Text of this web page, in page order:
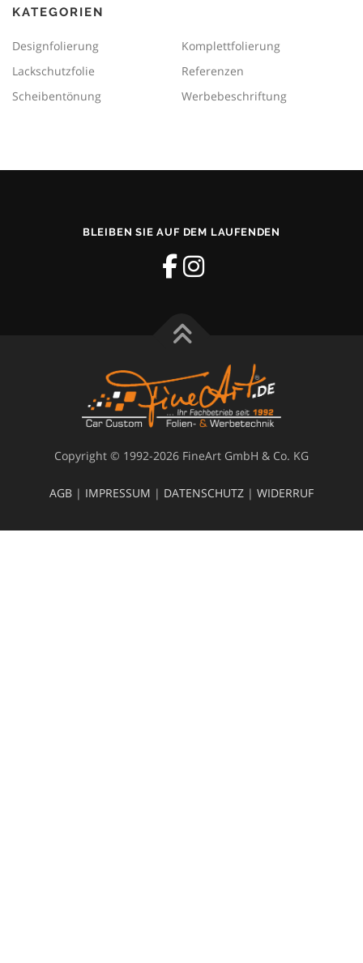
KATEGORIEN
Designfolierung
Komplettfolierung
Lackschutzfolie
Referenzen
Scheibentönung
Werbebeschriftung
BLEIBEN SIE AUF DEM LAUFENDEN
Copyright © 1992-2026 FineArt GmbH & Co. KG
AGB | IMPRESSUM | DATENSCHUTZ | WIDERRUF